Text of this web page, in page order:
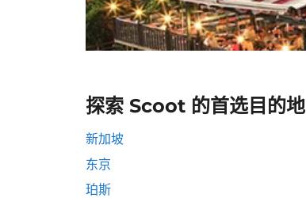
探索 Scoot 的首选目的地
新加坡
东京
珀斯